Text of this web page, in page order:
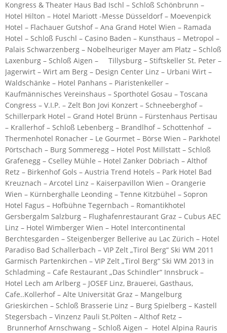
Kongress & Theater Haus Bad Ischl – Schloß Schönbrunn –
Hotel Hilton – Hotel Mariott -Messe Düsseldorf – Moevenpick
Hotel – Flachauer Gutshof – Ana Grand Hotel Wien – Ramada
Hotel – Schloß Fuschl – Casino Baden – Kunsthaus – Metropol –
Palais Schwarzenberg – Nobelheuriger Mayer am Platz – Schloß
Laxenburg – Schloß Aigen – Tillysburg – Stiftskeller St. Peter –
Jagerwirt – Wirt am Berg – Design Center Linz – Urbani Wirt –
Waldschänke – Hotel Panhans – Piaristenkeller –
Kaufmännisches Vereinshaus – Sporthotel Gosau – Toscana
Congress – V.I.P. – Zelt Bon Jovi Konzert – Schneeberghof –
Schillerpark Hotel – Grand Hotel Brünn – Fürstenhaus Pertisau
– Krallerhof – Schloß Lebenberg – Brandlhof – Schottenhof –
Thermenhotel Ronacher – Le Gourmet – Börse Wien – Parkhotel
Pörtschach – Burg Sommeregg – Hotel Post Millstatt – Schloß
Grafenegg – Cselley Mühle – Hotel Zanker Döbriach – Althof
Retz – Birkenhof Gols – Austria Trend Hotels – Park Hotel Bad
Kreuznach – Arcotel Linz – Kaiserpavillon Wien – Orangerie
Wien – Kürnberghalle Leonding – Tenne Kitzbühel – Sopron
Hotel Fagus – Hofbühne Tegernbach – Romantikhotel
Gersbergalm Salzburg – Flughafenrestaurant Graz – Cubus AEC
Linz – Hotel Wimberger Wien – Hotel Intercontinental
Berchtesgarden – Steigenberger Bellerive au Lac Zürich – Hotel
Paradiso Bad Schallerbach – VIP Zelt „Tirol Berg“ Ski WM 2011
Garmisch Partenkirchen – VIP Zelt „Tirol Berg“ Ski WM 2013 in
Schladming – Cafe Restaurant „Das Schindler“ Innsbruck –
Hotel Lech am Arlberg – JOSEF Linz, Brauerei, Gasthaus,
Cafe..Kollerhof – Alte Universität Graz – Mangelburg
Grieskirchen – Schloß Brasserie Linz – Burg Spielberg – Kastell
Stegersbach – Vinzenz Pauli St.Pölten – Althof Retz –
Brunnerhof Arnschwang – Schloß Aigen – Hotel Alpina Rauris